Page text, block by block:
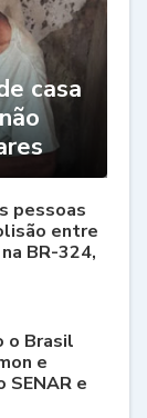
casa
pessoas
entre
BR-324,
o Brasil
e
SENAR e